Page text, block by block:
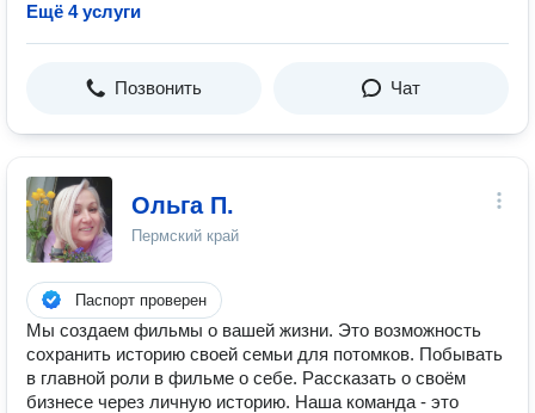
Ещё 4 услуги
Позвонить Чат
Ольга П.
Пермский край
Паспорт проверен
Мы создаем фильмы о вашей жизни. Это возможность
сохранить историю своей семьи для потомков. Побывать
в главной роли в фильме о себе. Рассказать о своём
бизнесе через личную историю. Наша команда - это